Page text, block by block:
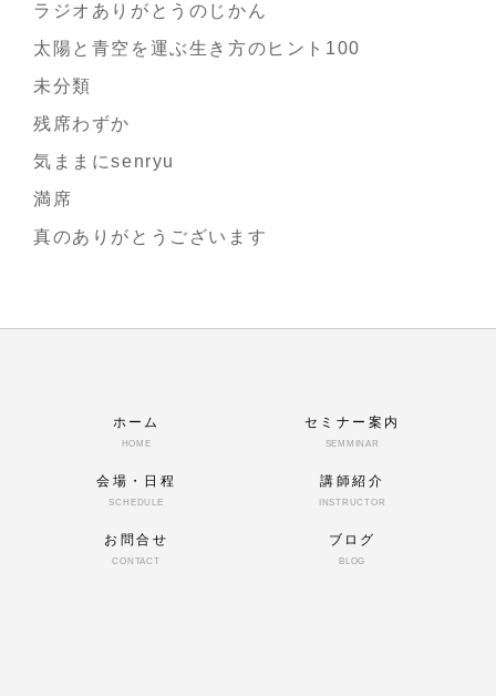
ラジオありがとうのじかん
太陽と青空を運ぶ生き方のヒント100
未分類
残席わずか
気ままにsenryu
満席
真のありがとうございます
ホーム
HOME
セミナー案内
SEMMINAR
会場・日程
SCHEDULE
講師紹介
INSTRUCTOR
お問合せ
CONTACT
ブログ
BLOG